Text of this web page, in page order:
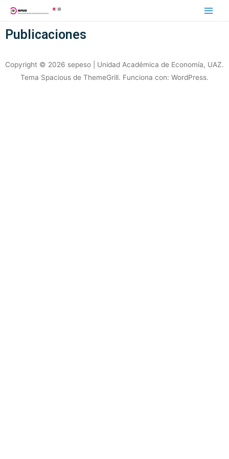
Publicaciones
Copyright © 2026 sepeso | Unidad Académica de Economía, UAZ.
Tema Spacious de ThemeGrill. Funciona con: WordPress.